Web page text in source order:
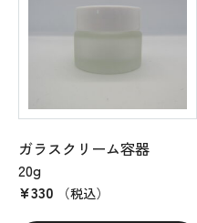
ガラスクリーム容器
20g
¥330 （税込）